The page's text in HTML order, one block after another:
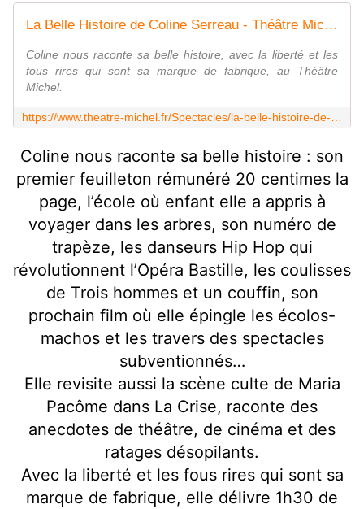
La Belle Histoire de Coline Serreau - Théâtre Michel
Coline nous raconte sa belle histoire, avec la liberté et les
fous rires qui sont sa marque de fabrique, au Théâtre
Michel.
Coline nous raconte sa belle histoire : son
premier feuilleton rémunéré 20 centimes la
page, l’école où enfant elle a appris à
voyager dans les arbres, son numéro de
trapèze, les danseurs Hip Hop qui
révolutionnent l’Opéra Bastille, les coulisses
de Trois hommes et un couffin, son
prochain film où elle épingle les écolos-
machos et les travers des spectacles
subventionnés…
Elle revisite aussi la scène culte de Maria
Pacôme dans La Crise, raconte des
anecdotes de théâtre, de cinéma et des
ratages désopilants.
Avec la liberté et les fous rires qui sont sa
marque de fabrique, elle délivre 1h30 de